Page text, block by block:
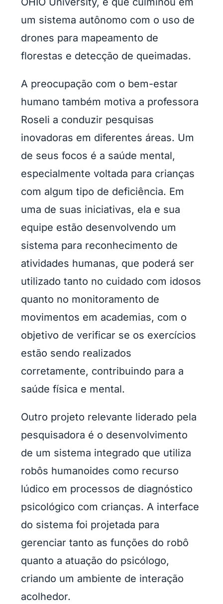
um sistema autônomo com o uso de
drones para mapeamento de
florestas e detecção de queimadas.
A preocupação com o bem-estar
humano também motiva a professora
Roseli a conduzir pesquisas
inovadoras em diferentes áreas. Um
de seus focos é a saúde mental,
especialmente voltada para crianças
com algum tipo de deficiência. Em
uma de suas iniciativas, ela e sua
equipe estão desenvolvendo um
sistema para reconhecimento de
atividades humanas, que poderá ser
utilizado tanto no cuidado com idosos
quanto no monitoramento de
movimentos em academias, com o
objetivo de verificar se os exercícios
estão sendo realizados
corretamente, contribuindo para a
saúde física e mental.
Outro projeto relevante liderado pela
pesquisadora é o desenvolvimento
de um sistema integrado que utiliza
robôs humanoides como recurso
lúdico em processos de diagnóstico
psicológico com crianças. A interface
do sistema foi projetada para
gerenciar tanto as funções do robô
quanto a atuação do psicólogo,
criando um ambiente de interação
acolhedor.